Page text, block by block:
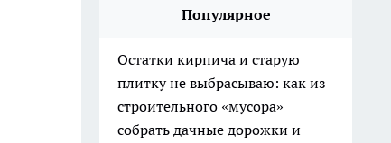
Популярное
Остатки кирпича и старую
плитку не выбрасываю: как из
строительного «мусора»
собрать дачные дорожки и